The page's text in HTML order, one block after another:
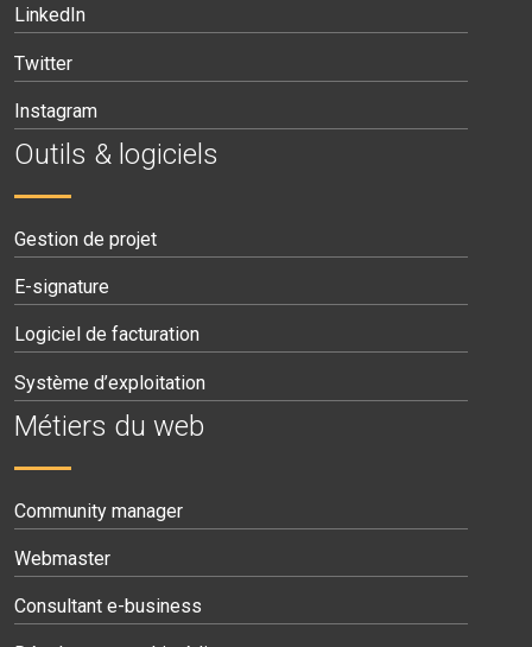
LinkedIn
Twitter
Instagram
Outils & logiciels
Gestion de projet
E-signature
Logiciel de facturation
Système d’exploitation
Métiers du web
Community manager
Webmaster
Consultant e-business